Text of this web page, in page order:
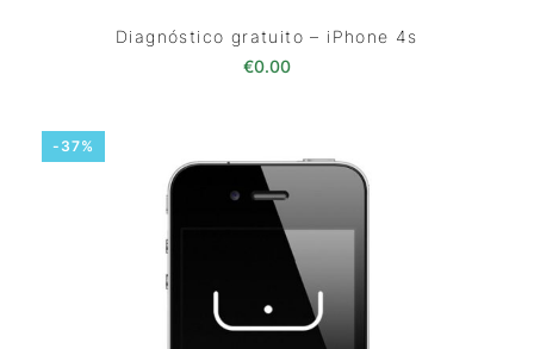
Diagnóstico gratuito – iPhone 4s
€0.00
-37%